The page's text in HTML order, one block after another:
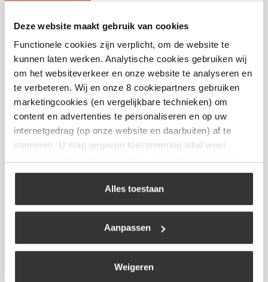
Deze website maakt gebruik van cookies
Functionele cookies zijn verplicht, om de website te
kunnen laten werken. Analytische cookies gebruiken wij
om het websiteverkeer en onze website te analyseren en
te verbeteren. Wij en onze 8 cookiepartners gebruiken
marketingcookies (en vergelijkbare technieken) om
content en advertenties te personaliseren en op uw
internetgedrag (op onze website en daarbuiten) af te
stemmen. U mag gegeven toestemming altijd weer
uw keuze op onze website verwijzen wij u naar ons
Alles toestaan
Aanpassen
Weigeren
Noskos Jerk Rub
€9,99
Bekijk